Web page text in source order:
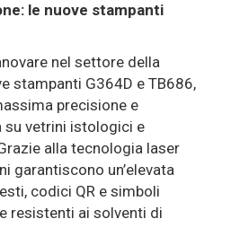
le nuove stampanti
nel settore della
stampanti G364D e TB686,
precisione e
su vetrini istologici e
alla tecnologia laser
garantiscono un’elevata
codici QR e simboli
resistenti ai solventi di